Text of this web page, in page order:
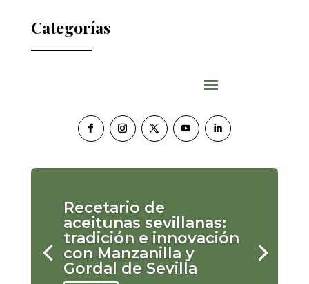
Categorías
Recetario de
aceitunas sevillanas:
tradición e innovación
con Manzanilla y
Gordal de Sevilla